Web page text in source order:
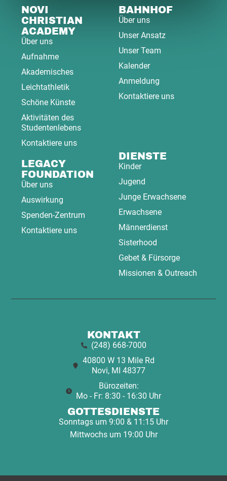
NOVI
CHRISTIAN
ACADEMY
Über uns
Aufnahme
Akademisches
Leichtathletik
Schöne Künste
Aktivitäten des
Studentenlebens
Kontaktiere uns
BAHNHOF
Über uns
Unser Ansatz
Unser Team
Kalender
Anmeldung
Kontaktiere uns
LEGACY
FOUNDATION
Über uns
Auswirkung
Spenden-Zentrum
Kontaktiere uns
DIENSTE
Kinder
Jugend
Junge Erwachsene
Erwachsene
Männerdienst
Sisterhood
Gebet & Fürsorge
Missionen & Outreach
KONTAKT
(248) 668-7000
40800 W 13 Mile Rd
Novi, MI 48377
Bürozeiten:
Mo - Fr: 8:30 - 16:30 Uhr
GOTTESDIENSTE
Sonntags um 9:00 & 11:15 Uhr
Mittwochs um 19:00 Uhr